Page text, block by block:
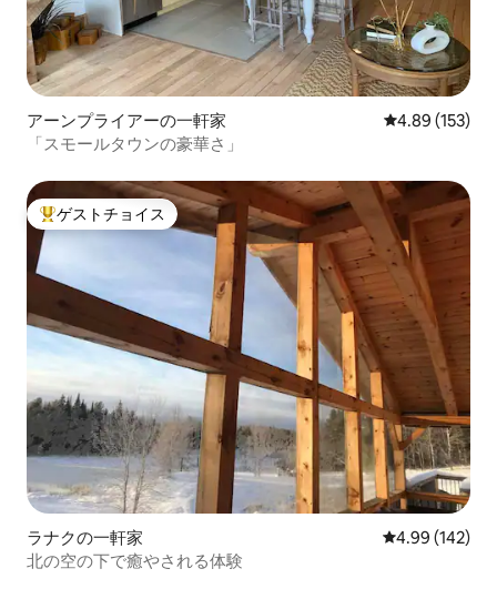
アーンプライアーの一軒家 レビュー153
4.89 (153)
「スモールタウンの豪華さ」
大好評のゲストチョイスです。
ゲストチョイス
ラナクの一軒家 レビュー142
4.99 (142)
北の空の下で癒やされる体験